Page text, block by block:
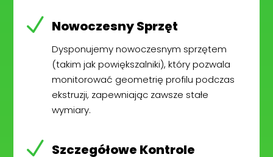
N Nowoczesny Sprzęt
Dysponujemy nowoczesnym sprzętem
(takim jak powiększalniki), który pozwala
monitorować geometrię profilu podczas
ekstruzji, zapewniając zawsze stałe
wymiary.
N Szczegółowe Kontrole